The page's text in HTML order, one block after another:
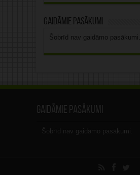
Gaidāmie pasākumi
Šobrīd nav gaidāmo pasākumi.
Gaidāmie pasākumi
Šobrīd nav gaidāmo pasākumi.